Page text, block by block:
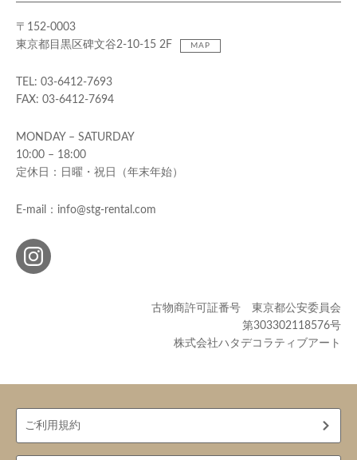
〒152-0003
東京都目黒区碑文谷2-10-15 2F
MAP
TEL: 03-6412-7693
FAX: 03-6412-7694
MONDAY – SATURDAY
10:00 – 18:00
定休日：日曜・祝日（年末年始）
E-mail：info@stg-rental.com
古物商許可証番号 東京都公安委員会
第303302118576号
株式会社ハタデコラティブアート
ご利用規約